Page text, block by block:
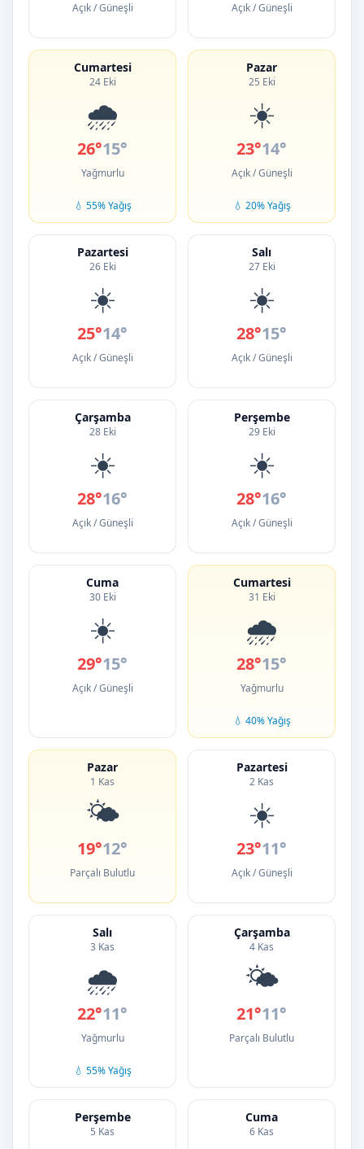
Açık / Güneşli Açık / Güneşli
Cumartesi
24 Eki
🌧️
26°15°
Yağmurlu
💧 55% Yağış
Pazar
25 Eki
☀️
23°14°
Açık / Güneşli
💧 20% Yağış
Pazartesi
26 Eki
☀️
25°14°
Açık / Güneşli
Salı
27 Eki
☀️
28°15°
Açık / Güneşli
Çarşamba
28 Eki
☀️
28°16°
Açık / Güneşli
Perşembe
29 Eki
☀️
28°16°
Açık / Güneşli
Cuma
30 Eki
☀️
29°15°
Açık / Güneşli
Cumartesi
31 Eki
🌧️
28°15°
Yağmurlu
💧 40% Yağış
Pazar
1 Kas
🌤️
19°12°
Parçalı Bulutlu
Pazartesi
2 Kas
☀️
23°11°
Açık / Güneşli
Salı
3 Kas
🌧️
22°11°
Yağmurlu
💧 55% Yağış
Çarşamba
4 Kas
🌤️
21°11°
Parçalı Bulutlu
Perşembe
5 Kas
Cuma
6 Kas